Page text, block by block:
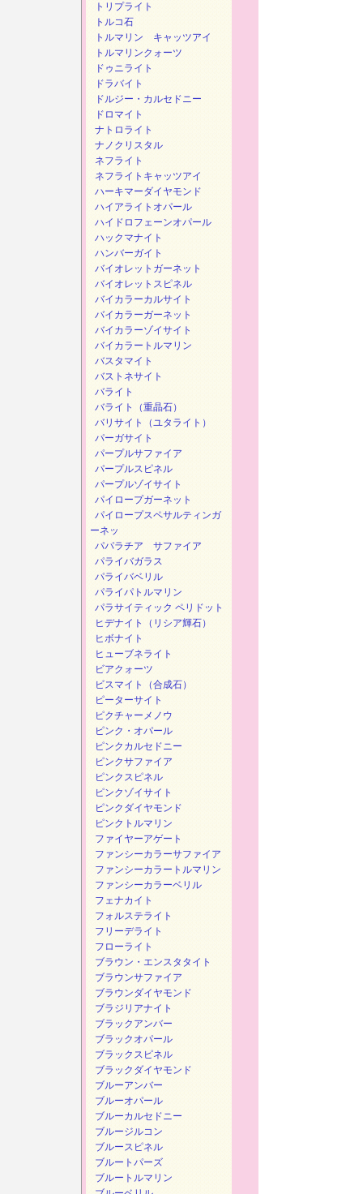
トリプライト
トルコ石
トルマリン キャッツアイ
トルマリンクォーツ
ドゥニライト
ドラバイト
ドルジー・カルセドニー
ドロマイト
ナトロライト
ナノクリスタル
ネフライト
ネフライトキャッツアイ
ハーキマーダイヤモンド
ハイアライトオパール
ハイドロフェーンオパール
ハックマナイト
ハンバーガイト
バイオレットガーネット
バイオレットスピネル
バイカラーカルサイト
バイカラーガーネット
バイカラーゾイサイト
バイカラートルマリン
バスタマイト
バストネサイト
バライト
バライト（重晶石）
バリサイト（ユタライト）
パーガサイト
パープルサファイア
パープルスピネル
パープルゾイサイト
パイロープガーネット
パイロープスペサルティンガ
ーネッ
パパラチア サファイア
パライバガラス
パライバベリル
パライパトルマリン
パラサイティック ペリドット
ヒデナイト（リシア輝石）
ヒボナイト
ヒューブネライト
ビアクォーツ
ビスマイト（合成石）
ピーターサイト
ピクチャーメノウ
ピンク・オパール
ピンクカルセドニー
ピンクサファイア
ピンクスピネル
ピンクゾイサイト
ピンクダイヤモンド
ピンクトルマリン
ファイヤーアゲート
ファンシーカラーサファイア
ファンシーカラートルマリン
ファンシーカラーベリル
フェナカイト
フォルステライト
フリーデライト
フローライト
ブラウン・エンスタタイト
ブラウンサファイア
ブラウンダイヤモンド
ブラジリアナイト
ブラックアンバー
ブラックオパール
ブラックスピネル
ブラックダイヤモンド
ブルーアンバー
ブルーオパール
ブルーカルセドニー
ブルージルコン
ブルースピネル
ブルートパーズ
ブルートルマリン